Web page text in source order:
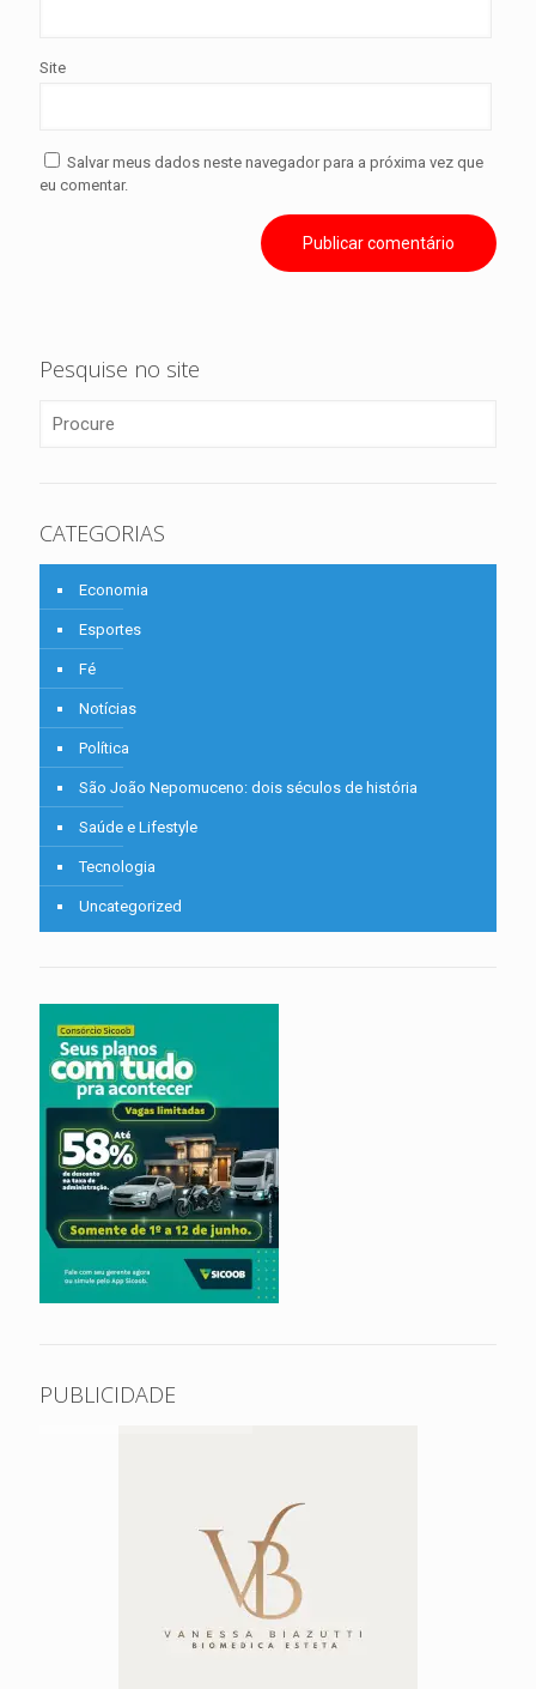
Site
Salvar meus dados neste navegador para a próxima vez que
eu comentar.
Pesquise no site
CATEGORIAS
Economia
Esportes
Fé
Notícias
Política
São João Nepomuceno: dois séculos de história
Saúde e Lifestyle
Tecnologia
Uncategorized
PUBLICIDADE